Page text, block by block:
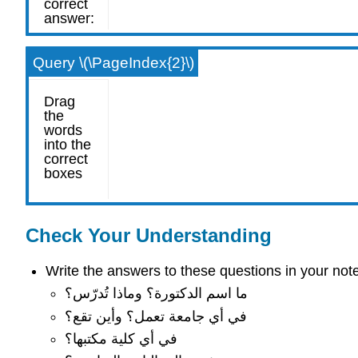
Query \(\PageIndex{2}\)
Check Your Understanding
Write the answers to these questions in your
ما اسم الدكتورة؟ وماذا تُدرّس؟
في أي جامعة تعمل؟ وأين تقع؟
في أي كلية مكتبها؟